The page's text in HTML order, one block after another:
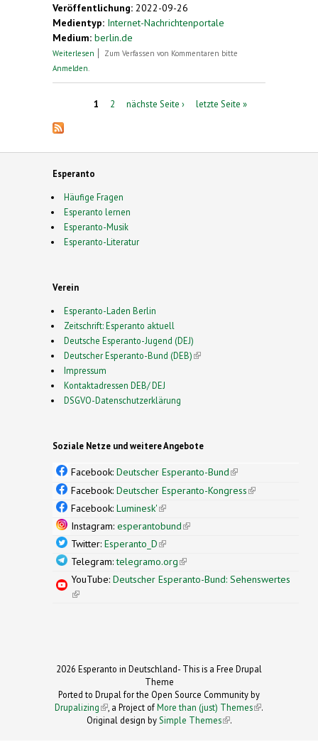
Veröffentlichung: 2022-09-26
Medientyp: Internet-Nachrichtenportale
Medium: berlin.de
Weiterlesen über Esperanto als ergänzende Sprache - mehr
Zum Verfassen von Kommentaren bitte
Anmelden
1 2 nächste Seite › letzte Seite »
Esperanto
Häufige Fragen
Esperanto lernen
Esperanto-Musik
Esperanto-Literatur
Verein
Esperanto-Laden Berlin
Zeitschrift: Esperanto aktuell
Deutsche Esperanto-Jugend (DEJ)
Deutscher Esperanto-Bund (DEB)(link is external)
Impressum
Kontaktadressen DEB/ DEJ
DSGVO-Datenschutzerklärung
Soziale Netze und weitere Angebote
Facebook: Deutscher Esperanto-Bund(link is
external)
Facebook: Deutscher Esperanto-Kongress(link is
Facebook: Luminesk'(link is external)
Instagram: esperantobund(link is external)
Twitter: Esperanto_D(link is external)
Telegram:telegramo.org(link is external)
YouTube: Deutscher Esperanto-Bund: Sehenswertes
(link is external)
2026 Esperanto in Deutschland- This is a Free Drupal
Theme
Ported to Drupal for the Open Source Community by
Drupalizing(link is external)
, a Project ofMore than (just) Themes (link is
.
Original design by Simple Themes
(link is
.